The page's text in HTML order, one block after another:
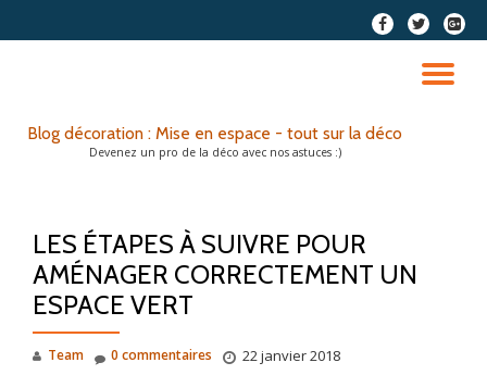
fa-
facebook
fa-
twitter
fa-
plus-
Blog décoration : Mise en espace - tout sur la déco
Devenez un pro de la déco avec nos astuces :)
LES ÉTAPES À SUIVRE POUR
AMÉNAGER CORRECTEMENT UN
ESPACE VERT
Team 22 janvier 2018
0 commentaires